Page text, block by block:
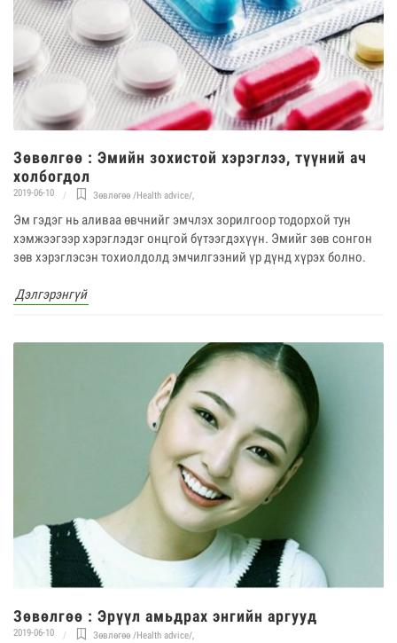
Зөвөлгөө : Эмийн зохистой хэрэглээ, түүний ач
холбогдол
2019-06-10 Зөвлөгөө /Health advice/
Эм гэдэг нь аливаа өвчнийг эмчлэх зорилгоор тодорхой тун
хэмжээгээр хэрэглэдэг онцгой бүтээгдэхүүн. Эмийг зөв сонгон
зөв хэрэглэсэн тохиолдолд эмчилгээний үр дүнд хүрэх болно.
Дэлгэрэнгүй
Зөвөлгөө : Эрүүл амьдрах энгийн аргууд
2019-06-10 Зөвлөгөө /Health advice/,